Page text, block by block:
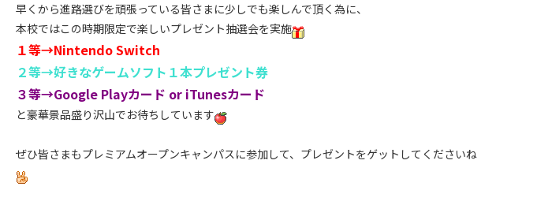
早くから進路選びを頑張っている皆さまに少しでも楽しんで頂く為に、
本校ではこの時期限定で楽しいプレゼント抽選会を実施
１等→Nintendo Switch
２等→好きなゲームソフト１本プレゼント券
３等→Google Playカード or iTunesカード
と豪華景品盛り沢山でお待ちしています
ぜひ皆さまもプレミアムオープンキャンパスに参加して、プレゼントをゲットしてくださいね